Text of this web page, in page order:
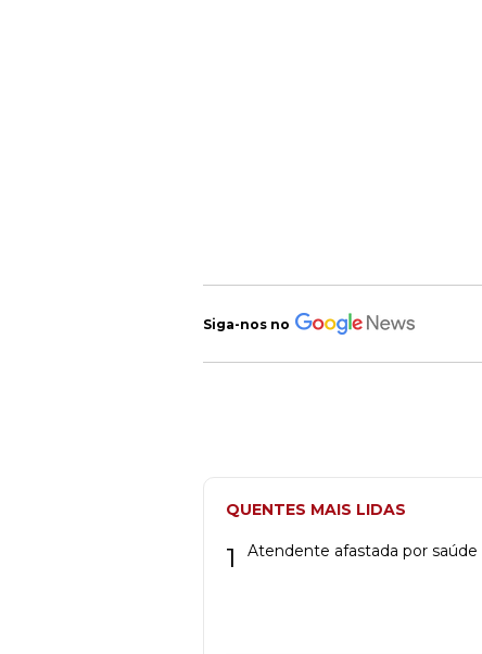
Siga-nos no
QUENTES MAIS LIDAS
1 Atendente afastada por saúde